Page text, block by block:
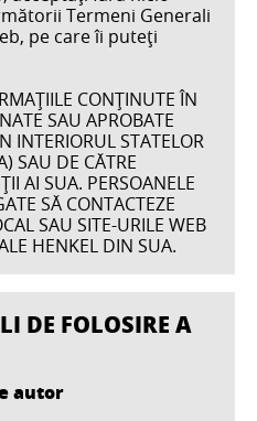
Termeni Generali
pe care îi puteţi
CONȚINUTE ÎN
SAU APROBATE
INTERIORUL STATELOR
SAU DE CĂTRE
AI SUA. PERSOANELE
SĂ CONTACTEZE
SAU SITE-URILE WEB
HENKEL DIN SUA.
DE FOLOSIRE A
autor